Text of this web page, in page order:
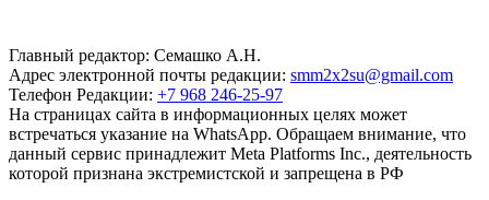
Главный редактор: Семашко А.Н.
Адрес электронной почты редакции: smm2x2su@gmail.com
Телефон Редакции: +7 968 246-25-97
На страницах сайта в информационных целях может
встречаться указание на WhatsApp. Обращаем внимание, что
данный сервис принадлежит Meta Platforms Inc., деятельность
которой признана экстремистской и запрещена в РФ